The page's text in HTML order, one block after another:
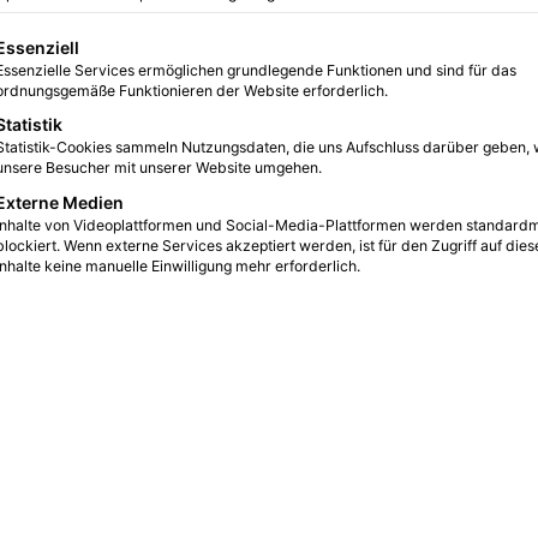
0 6 3 Minuten gelesen
eine Liste der Service-Gruppen, für die eine Einwilligung erteilt
Services ermöglichen grundlegende Funktionen und sind für das
Funktionieren der Website erforderlich.
Cookies sammeln Nutzungsdaten, die uns Aufschluss darüber geben,
Besucher mit unserer Website umgehen.
Medien
von Videoplattformen und Social-Media-Plattformen werden
Wenn externe Services akzeptiert werden, ist für den Zugriff auf
keine manuelle Einwilligung mehr erforderlich.